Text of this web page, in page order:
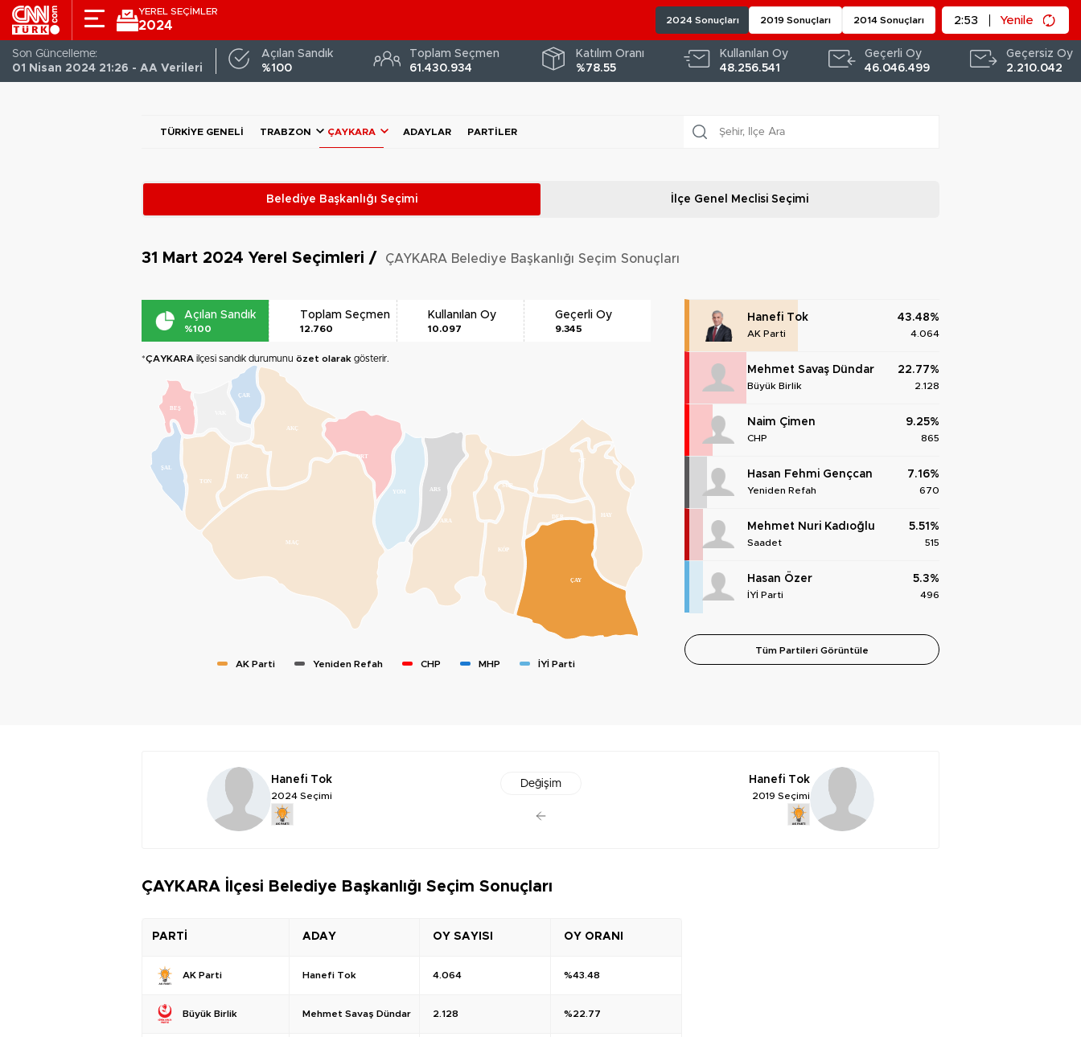
YEREL SEÇİMLER
2024 2024 Sonuçları 2019 Sonuçları 2014 Sonuçları 2:52 Yenile
Son Güncelleme:
01 Nisan 2024 21:26 - AA Verileri
Açılan Sandık
%100
Toplam Seçmen
61.430.934
Katılım Oranı
%78.55
Kullanılan Oy
48.256.541
Geçerli Oy
46.046.499
Geçersiz Oy
2.210.042
TÜRKIYE GENELI TRABZON ÇAYKARA ADAYLAR PARTILER
Belediye Başkanlığı Seçimi İlçe Genel MeclisiSeçimi
31 Mart 2024 Yerel Seçimleri / ÇAYKARA Belediye Başkanlığı Seçim Sonuçları
Açılan Sandık
%100
Toplam Seçmen
12.760
Kullanılan Oy
10.097
Geçerli Oy
9.345
*ÇAYKARA ilçesi sandık durumunu özet olarak gösterir.
MAÇ
ORT
AKÇ
DÜZ
TON
ŞAL
BEŞ
ÇAR
YOM ARS
ARA
SÜR
KÖP
ÇAY
HAY
DER
OF
AK Parti Yeniden Refah CHP MHP İYİ Parti
Hanefi Tok
AK Parti
43.48%
4.064
Mehmet Savaş Dündar
Büyük Birlik
22.77%
2.128
Naim Çimen
CHP
9.25%
865
Hasan Fehmi Gençcan
Yeniden Refah
7.16%
670
Mehmet Nuri Kadıoğlu
Saadet
5.51%
515
Hasan Özer
İYİ Parti
5.3%
496
Tüm Partileri Görüntüle
Hanefi Tok
2024 Seçimi
Değişim Hanefi Tok
2019 Seçimi
ÇAYKARA İlçesi Belediye Başkanlığı Seçim Sonuçları
PARTİ ADAY OY SAYISI OY ORANI
AK Parti Hanefi Tok 4.064 %43.48
Büyük Birlik Mehmet Savaş Dündar 2.128 %22.77